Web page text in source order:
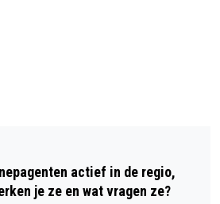
KOORSCHOOL
VERPLAATST NAAR
IN MEPPEL
HARINGPARTY IN
GROOT SUCCES
actief in de regio,
je ze en wat vragen ze?